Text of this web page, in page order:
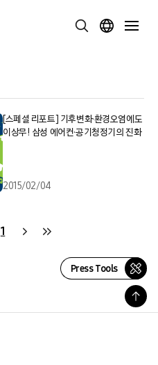
[스페셜 리포트] 기후변화·환경오염에도
이상무! 삼성 에어컨·공기청정기의 진화
2015/02/04
1
Press Tools